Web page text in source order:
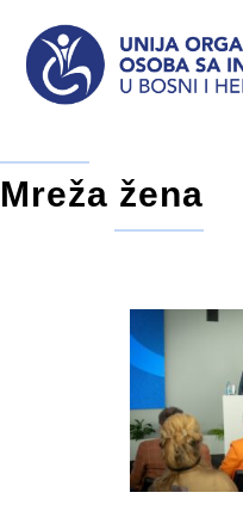
Mreža žena